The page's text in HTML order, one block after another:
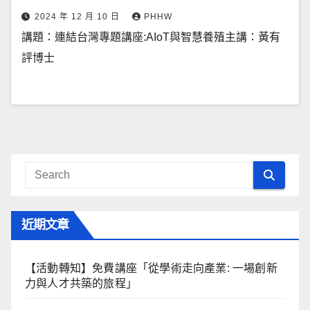
2024 年 12 月 10 日 PHHW
講題：連結台灣專題講座:AIoT與智慧養殖主講：黃有
評博士
近期文章
【活動轉知】免費講座「從學術走向產業: ⼀場創新
力與⼈才共築的旅程」